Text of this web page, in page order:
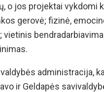
o jos projektai vykdomi
gerovė; fizinė,
vietinis
administracija,
ir Geldapės